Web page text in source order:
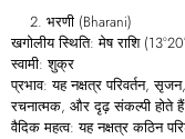
भरणी (Bharani)
खगोलीय स्थिति: मेष राशि
स्वामी: शुक्र
प्रभाव: यह नक्षत्र परिवर्तन,
रचनात्मक, और दृढ़ संकल्पी होते
वैदिक महत्व: यह नक्षत्र कठिन